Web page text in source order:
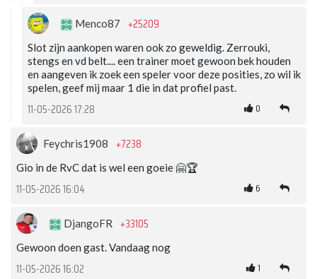
Menco87 +25209
Slot zijn aankopen waren ook zo geweldig. Zerrouki,
stengs en vd belt.... een trainer moet gewoon bek houden
en aangeven ik zoek een speler voor deze posities, zo wil ik
spelen, geef mij maar 1 die in dat profiel past.
11-05-2026 17:28 0
Feychris1908 +7238
Gio in de RvC dat is wel een goeie 🤗🏆
11-05-2026 16:04 6
DjangoFR +33105
Gewoon doen gast. Vandaag nog
11-05-2026 16:02 1